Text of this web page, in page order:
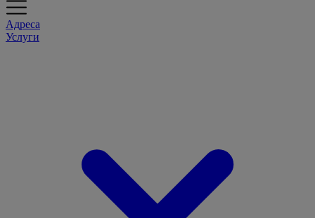
Адреса
Услуги